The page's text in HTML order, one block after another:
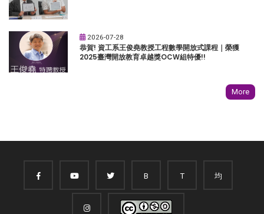
2026-07-28
恭賀! 資工系王俊堯教授工程數學開放式課程｜榮獲
2025臺灣開放教育卓越獎OCW組特優!!
More
B T 均